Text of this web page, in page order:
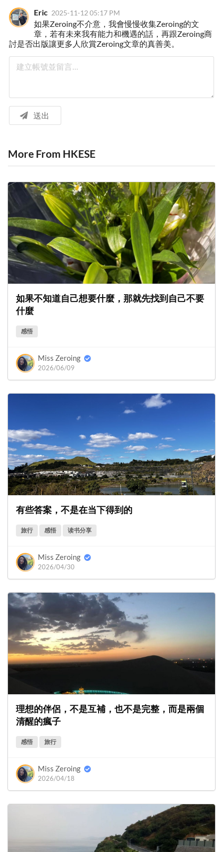
Eric 2025-11-12 05:17 PM
如果Zeroing不介意，我會慢慢收集Zeroing的文
章，若有未來我有能力和機遇的話，再跟Zeroing商
討是否出版讓更多人欣賞Zeroing文章的真善美。
送出
More From HKESE
如果不知道自己想要什麼，那就先找到自己不要
什麼
感悟
Miss Zeroing
2026/06/09
有些答案，不是在当下得到的
旅行 感悟 读书分享
Miss Zeroing
2026/04/30
理想的伴侶，不是互補，也不是完整，而是兩個
清醒的瘋子
感悟 旅行
Miss Zeroing
2026/04/18